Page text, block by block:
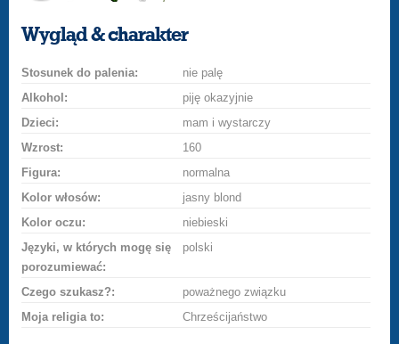
uśmiech
buziakasamochodem
szampana
drinka
różę
Wygląd & charakter
Stosunek do palenia:
nie palę
Alkohol:
piję okazyjnie
Dzieci:
mam i wystarczy
Wzrost:
160
Figura:
normalna
Kolor włosów:
jasny blond
Kolor oczu:
niebieski
Języki, w których mogę się
porozumiewać:
polski
Czego szukasz?:
poważnego związku
Moja religia to:
Chrześcijaństwo